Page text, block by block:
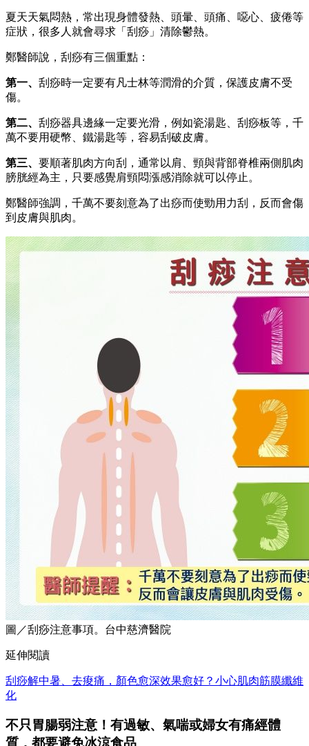
夏天天氣悶熱，常出現身體發熱、頭暈、頭痛、噁心、疲倦等
症狀，很多人就會尋求「刮痧」清除鬱熱。
鄭醫師說，刮痧有三個重點：
第一、 刮痧時一定要有凡士林等潤滑的介質，保護皮膚不受
傷。
第二、 刮痧器具邊緣一定要光滑，例如瓷湯匙、刮痧板等，千
萬不要用硬幣、鐵湯匙等，容易刮破皮膚。
第三、 要順著肌肉方向刮，通常以肩、頸與背部脊椎兩側肌肉
膀胱經為主，只要感覺肩頸悶漲感消除就可以停止。
鄭醫師強調，千萬不要刻意為了出痧而使勁用力刮，反而會傷
到皮膚與肌肉。
圖／刮痧注意事項。台中慈濟醫院
延伸閱讀
刮痧解中暑、去痠痛，顏色愈深效果愈好？小心肌肉筋膜纖維
化
不只胃腸弱注意！有過敏、氣喘或婦女有痛經體
質，都要避免冰涼食品